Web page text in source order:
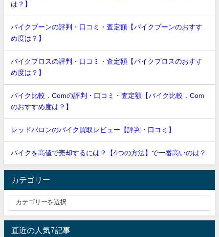
は？】
バイクブーンの評判・口コミ・査定額【バイクブーンのおすす
め度は？】
バイクブロスの評判・口コミ・査定額【バイクブロスのおすす
め度は？】
バイク比較．Comの評判・口コミ・査定額【バイク比較．Com
のおすすめ度は？】
レッドバロンのバイク買取レビュー【評判・口コミ】
バイクを高値で売却するには？【4つの方法】で一番高いのは？
カテゴリー
直近の人気7記事